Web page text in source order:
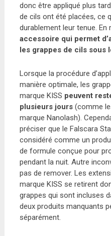
donc être appliqué plus
de cils ont été placées, ce
durablement leur tenue. En
accessoire qui permet
les grappes de cils sous
Lorsque la procédure
manière optimale, les
marque KISS peuvent
plusieurs jours(comme
marque Nanolash).
préciser que le Falscara
considéré comme un
de formule conçue pour
pendant la nuit. Autre
pas de remover. Les
marque KISS se retirent
grappes qui sont incluses
deux produits manquants
séparément.